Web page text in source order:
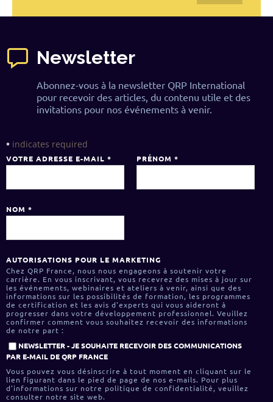
Newsletter
Abonnez-vous à la newsletter QRP International
pour recevoir des articles, du contenu utile et des
invitations pour nos événements à venir.
* indicates required
VOTRE ADRESSE E-MAIL * PRÉNOM *
NOM *
AUTORISATIONS POUR LE MARKETING
Chez QRP France, nous nous engageons à soutenir votre
carrière. En vous inscrivant, vous recevrez des mises à jour sur
les événements, webinaires et ateliers à venir, ainsi que des
informations sur les possibilités de formation, les programmes
de certification et les avis d'experts qui vous aideront à
progresser dans votre développement professionnel. Veuillez
confirmer comment vous souhaitez recevoir des informations
de notre part :
NEWSLETTER - JE SOUHAITE RECEVOIR DES COMMUNICATIONS
PAR E-MAIL DE QRP FRANCE
Vous pouvez vous désinscrire à tout moment en cliquant sur le
lien figurant dans le pied de page de nos e-mails. Pour plus
d'informations sur notre politique de confidentialité, veuillez
consulter notre site web.